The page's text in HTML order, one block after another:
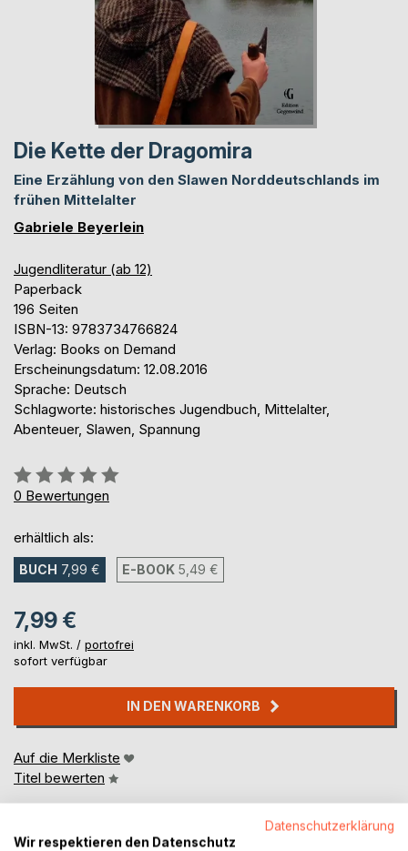
Die Kette der Dragomira
Eine Erzählung von den Slawen Norddeutschlands im
frühen Mittelalter
Gabriele Beyerlein
Jugendliteratur (ab 12)
Paperback
196 Seiten
ISBN-13: 9783734766824
Verlag: Books on Demand
Erscheinungsdatum: 12.08.2016
Sprache: Deutsch
Schlagworte: historisches Jugendbuch, Mittelalter,
Abenteuer, Slawen, Spannung
Bewertung::
0%
0 Bewertungen
erhältlich als:
BUCH 7,99 € E-BOOK 5,49 €
7,99 €
inkl. MwSt. / portofrei
sofort verfügbar
IN DEN WARENKORB
Auf die Merkliste
Titel bewerten
Datenschutzerklärung
Wir respektieren den Datenschutz